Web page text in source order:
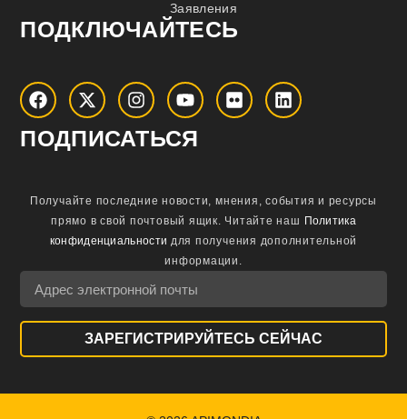
Заявления
ПОДКЛЮЧАЙТЕСЬ
ПОДПИСАТЬСЯ
Получайте последние новости, мнения, события и ресурсы
прямо в свой почтовый ящик. Читайте наш Политика
конфиденциальности для получения дополнительной
информации.
ЗАРЕГИСТРИРУЙТЕСЬ СЕЙЧАС